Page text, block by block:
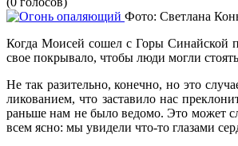
Фото: Светлана
Когда Моисей сошел с Горы Синайской
свое покрывало, чтобы люди могли
Не так разительно, конечно, но это
ликованием, что заставило нас
раньше нам не было ведомо. Это может
всем ясно: мы увидели что-то глазами